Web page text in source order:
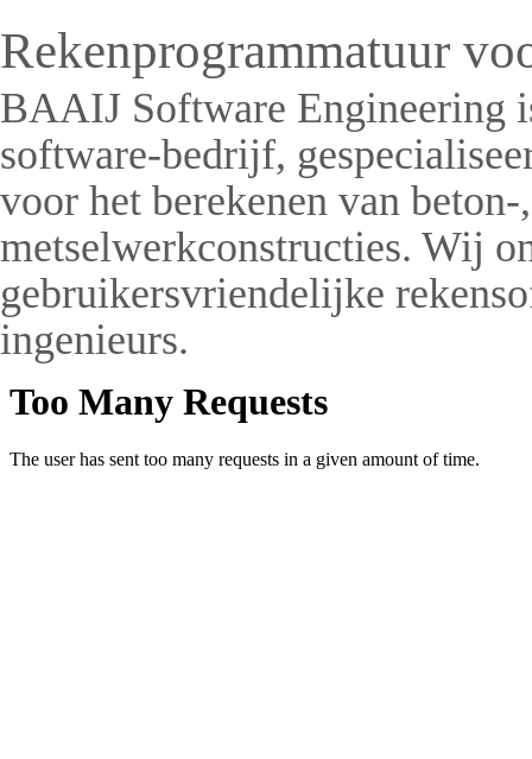
Rekenprogrammatuur
BAAIJ Software Engineering
software-bedrijf,
voor het berekenen van
metselwerkconstructies. Wij
gebruikersvriendelijke
ingenieurs.